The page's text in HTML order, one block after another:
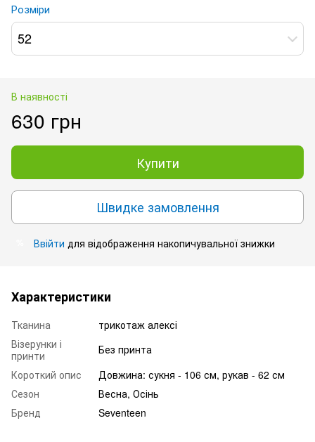
Розміри
52
В наявності
630 грн
Купити
Швидке замовлення
Ввійти для відображення накопичувальної знижки
Характеристики
Тканина
трикотаж алексі
Візерунки і
принти
Без принта
Короткий опис
Довжина: сукня - 106 см, рукав - 62 см
Сезон
Весна, Осінь
Бренд
Seventeen